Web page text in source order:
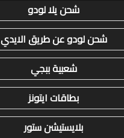
شحن يلا لودو
شحن لودو عن طريق الايدي
شعبية ببجي
بطاقات ايتونز
بلايستيشن ستور